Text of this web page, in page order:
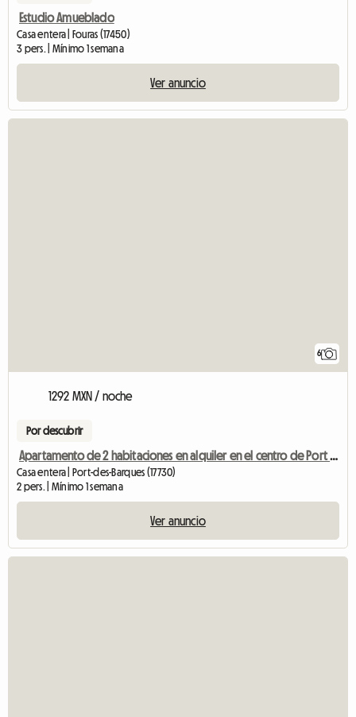
Estudio Amueblado
Casa entera | Fouras (17450)
3 pers. | Mínimo 1 semana
Ver anuncio
6
1292 MXN / noche
Por descubrir
Apartamento de 2 habitaciones en alquiler en el centro de Port des Barques - Vista al mar
Casa entera | Port-des-Barques (17730)
2 pers. | Mínimo 1 semana
Ver anuncio